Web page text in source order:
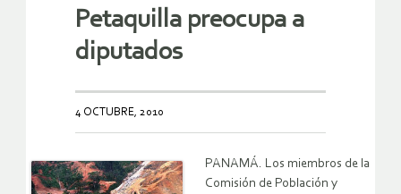
Petaquilla preocupa a
diputados
4 OCTUBRE, 2010
PANAMÁ. Los miembros de la
Comisión de Población y